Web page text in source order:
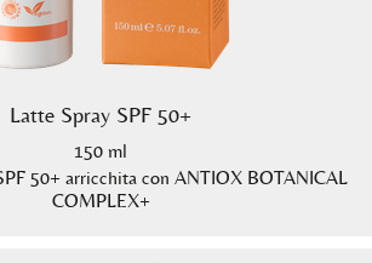
Latte Spray SPF 50+
150 ml
50+ arricchita con ANTIOX BOTANICAL
COMPLEX+